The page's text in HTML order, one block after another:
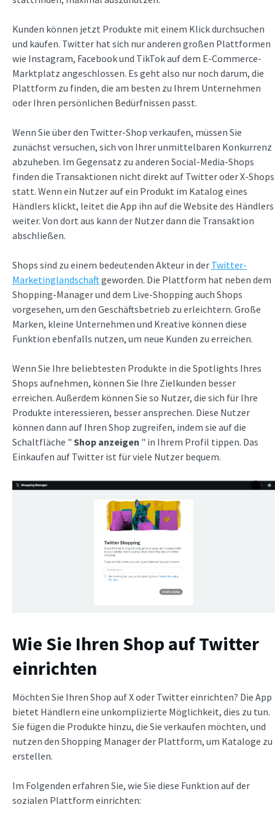
Kunden können jetzt Produkte mit einem Klick durchsuchen
und kaufen. Twitter hat sich nur anderen großen Plattformen
wie Instagram, Facebook und TikTok auf dem E-Commerce-
Marktplatz angeschlossen. Es geht also nur noch darum, die
Plattform zu finden, die am besten zu Ihrem Unternehmen
oder Ihren persönlichen Bedürfnissen passt.
Wenn Sie über den Twitter-Shop verkaufen, müssen Sie
zunächst versuchen, sich von Ihrer unmittelbaren Konkurrenz
abzuheben. Im Gegensatz zu anderen Social-Media-Shops
finden die Transaktionen nicht direkt auf Twitter oder X-Shops
statt. Wenn ein Nutzer auf ein Produkt im Katalog eines
Händlers klickt, leitet die App ihn auf die Website des Händlers
weiter. Von dort aus kann der Nutzer dann die Transaktion
abschließen.
Shops sind zu einem bedeutenden Akteur in der Twitter-
Marketinglandschaft geworden. Die Plattform hat neben dem
Shopping-Manager und dem Live-Shopping auch Shops
vorgesehen, um den Geschäftsbetrieb zu erleichtern. Große
Marken, kleine Unternehmen und Kreative können diese
Funktion ebenfalls nutzen, um neue Kunden zu erreichen.
Wenn Sie Ihre beliebtesten Produkte in die Spotlights Ihres
Shops aufnehmen, können Sie Ihre Zielkunden besser
erreichen. Außerdem können Sie so Nutzer, die sich für Ihre
Produkte interessieren, besser ansprechen. Diese Nutzer
können dann auf Ihren Shop zugreifen, indem sie auf die
Schaltfläche " Shop anzeigen " in Ihrem Profil tippen. Das
Einkaufen auf Twitter ist für viele Nutzer bequem.
Wie Sie Ihren Shop auf Twitter
einrichten
Möchten Sie Ihren Shop auf X oder Twitter einrichten? Die App
bietet Händlern eine unkomplizierte Möglichkeit, dies zu tun.
Sie fügen die Produkte hinzu, die Sie verkaufen möchten, und
nutzen den Shopping Manager der Plattform, um Kataloge zu
erstellen.
Im Folgenden erfahren Sie, wie Sie diese Funktion auf der
sozialen Plattform einrichten: